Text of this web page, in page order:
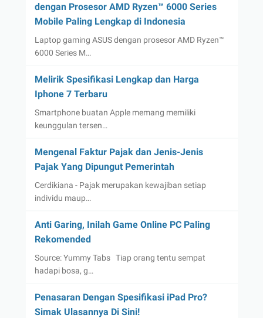
dengan Prosesor AMD Ryzen™ 6000 Series
Mobile Paling Lengkap di Indonesia
Laptop gaming ASUS dengan prosesor AMD Ryzen™
6000 Series M…
Melirik Spesifikasi Lengkap dan Harga
Iphone 7 Terbaru
Smartphone buatan Apple memang memiliki
keunggulan tersen…
Mengenal Faktur Pajak dan Jenis-Jenis
Pajak Yang Dipungut Pemerintah
Cerdikiana - Pajak merupakan kewajiban setiap
individu maup…
Anti Garing, Inilah Game Online PC Paling
Rekomended
Source: Yummy Tabs Tiap orang tentu sempat
hadapi bosa, g…
Penasaran Dengan Spesifikasi iPad Pro?
Simak Ulasannya Di Sini!